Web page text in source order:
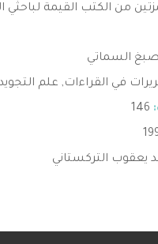
من الكتب القيمة
السماتي
في القراءات, علم
146
يعقوب التركستاني